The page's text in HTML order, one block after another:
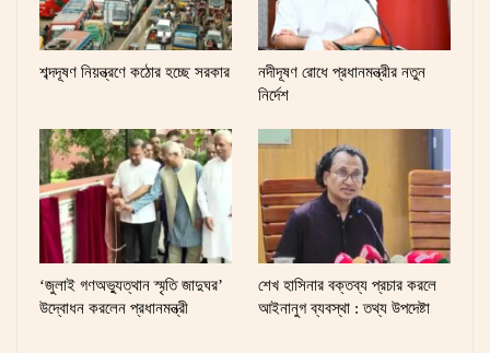
শব্দদূষণ নিয়ন্ত্রণে কঠোর হচ্ছে সরকার
নদীদূষণ রোধে প্রধানমন্ত্রীর নতুন
নির্দেশ
‘জুলাই গণঅভ্যুত্থান স্মৃতি জাদুঘর’
উদ্বোধন করলেন প্রধানমন্ত্রী
শেখ হাসিনার বক্তব্য প্রচার করলে
আইনানুগ ব্যবস্থা : তথ্য উপদেষ্টা